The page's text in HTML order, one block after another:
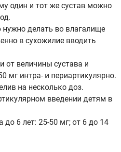
один и тот же сустав можно
делать во влагалище
в сухожилие вводить
от величины сустава и
мг интра- и периартикулярно.
на несколько доз.
введении детям в
до 6 лет: 25-50 мг; от 6 до 14